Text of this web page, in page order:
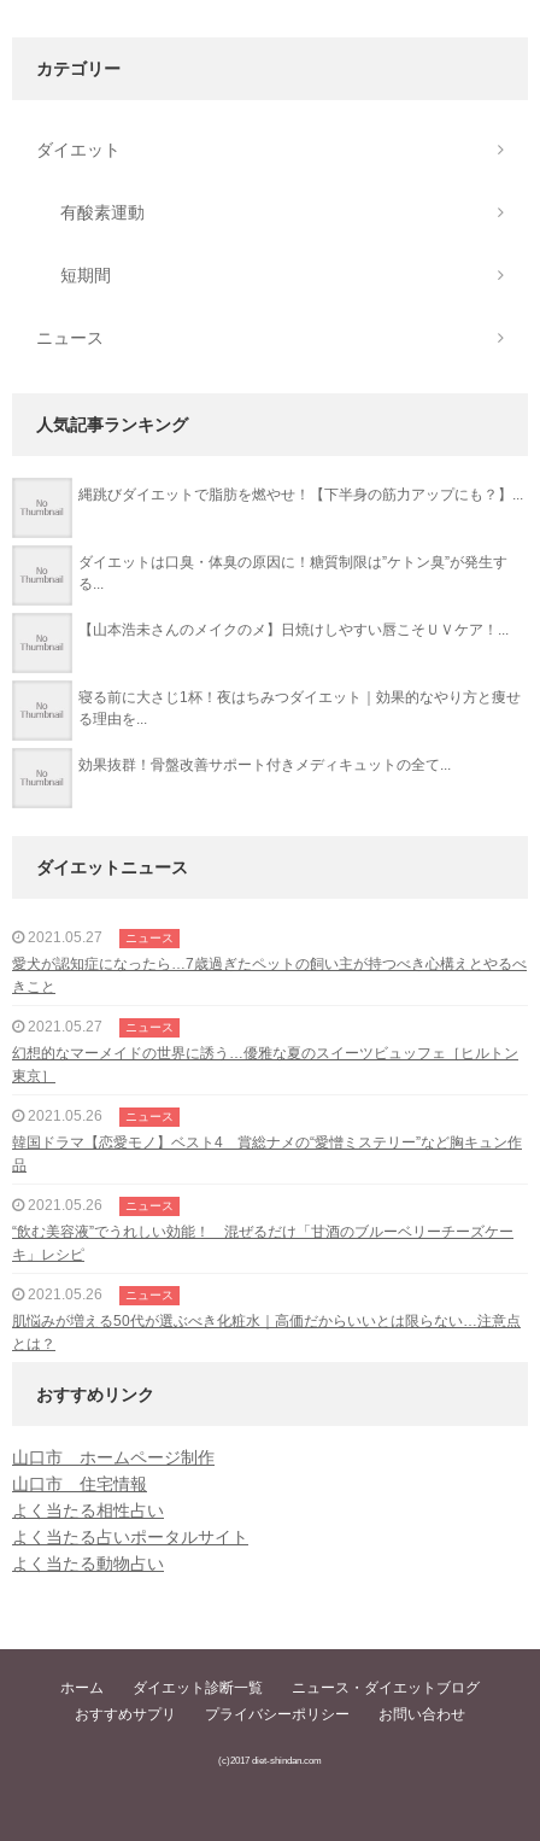
カテゴリー
ダイエット
有酸素運動
短期間
ニュース
人気記事ランキング
縄跳びダイエットで脂肪を燃やせ！【下半身の筋力アップにも？】...
ダイエットは口臭・体臭の原因に！糖質制限は”ケトン臭”が発生す
る...
【山本浩未さんのメイクのメ】日焼けしやすい唇こそＵＶケア！...
寝る前に大さじ1杯！夜はちみつダイエット｜効果的なやり方と痩せ
る理由を...
効果抜群！骨盤改善サポート付きメディキュットの全て...
ダイエットニュース
2021.05.27 ニュース
愛犬が認知症になったら…7歳過ぎたペットの飼い主が持つべき心構えとやるべ
きこと
2021.05.27 ニュース
幻想的なマーメイドの世界に誘う…優雅な夏のスイーツビュッフェ［ヒルトン
東京］
2021.05.26 ニュース
韓国ドラマ【恋愛モノ】ベスト4 賞総ナメの“愛憎ミステリー”など胸キュン作
品
2021.05.26 ニュース
“飲む美容液”でうれしい効能！ 混ぜるだけ「甘酒のブルーベリーチーズケー
キ」レシピ
2021.05.26 ニュース
肌悩みが増える50代が選ぶべき化粧水｜高価だからいいとは限らない…注意点
とは？
おすすめリンク
山口市 ホームページ制作
山口市 住宅情報
よく当たる相性占い
よく当たる占いポータルサイト
よく当たる動物占い
ホーム ダイエット診断一覧
ニュース・ダイエットブログ
おすすめサプリ
プライバシーポリシー お問い合わせ
(c)2017 diet-shindan.com